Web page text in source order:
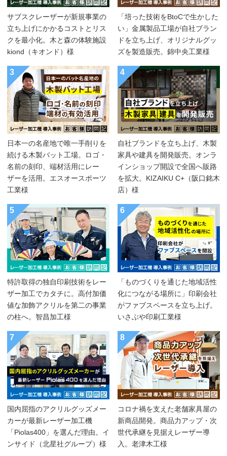
サブスクレーザーが新規事業の
立ち上げにかかるコストとリス
クを最小化。木と森の体験施設
kiond（キオンド）様
「培った技術をBtoCで生かした
い」金属製品工場が自社ブラン
ドを立ち上げ、オリジナルグッ
ズを製造販売。錦中央工業様
3
日本一の名産地で唯一手削りを
続ける木製バット工場。ロゴ・
名前の刻印、端材活用にレー
ザーを活用。エスオースポーツ
工業様
4
自社ブランドを立ち上げ、木製
家具や建具を開発販売。オンラ
インショップ開設で全国へ販路
を拡大。KIZAIKU C+（阪口銘木
店）様
5
特許取得の独自印刷技術をレー
ザー加工でカタチに。高付加価
値な加飾アクリルを第二の事業
の柱へ。智昌加工様
6
「ものづくりを通じた地域活性
化につながる場所に」印刷会社
がファブスペースを立ち上げ。
いさぶや印刷工業様
7
国内屈指のアクリルグッズメー
カーが最新レーザー加工機
「Piolas400」を選んだ理由。イ
ンサイド（北星社グループ）様
8
コロナ禍を支えた老舗家具屋の
新商品開発。商品力アップ・次
世代承継を見据えレーザー導
入。老津木工様